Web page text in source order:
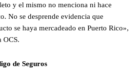
y el mismo no menciona ni hace
No se desprende evidencia que
se haya mercadeado en Puerto Rico»,
OCS.
de Seguros